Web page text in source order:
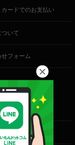
カードでのお支払い
いて
フォーム
法に基づく表記